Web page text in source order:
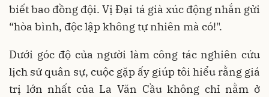
biết bao đồng đội. Vị Đại tá già xúc động nhắn gửi
“hòa bình, độc lập không tự nhiên mà có!".
Dưới góc độ của người làm công tác nghiên cứu
lịch sử quân sự, cuộc gặp ấy giúp tôi hiểu rằng giá
trị lớn nhất của La Văn Cầu không chỉ nằm ở